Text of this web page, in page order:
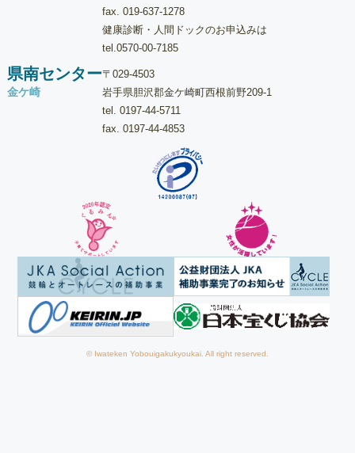
fax. 019-637-1278
健康診断・人間ドックのお申込みは
tel. 0570-00-7185
県南センター
金ケ崎
〒029-4503
岩手県胆沢郡金ケ崎町西根前野209-1
tel. 0197-44-5711
fax. 0197-44-4853
© Iwateken Yobouigakukyoukai. All right reserved.